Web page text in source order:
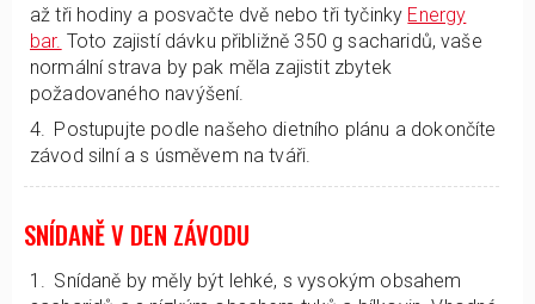
až tři hodiny a posvačte dvě nebo tři tyčinky Energy
bar. Toto zajistí dávku přibližně 350 g sacharidů, vaše
normální strava by pak měla zajistit zbytek
požadovaného navýšení.
Postupujte podle našeho dietního plánu a dokončíte
závod silní a s úsměvem na tváři.
SNÍDANĚ V DEN ZÁVODU
Snídaně by měly být lehké, s vysokým obsahem